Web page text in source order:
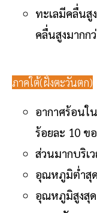
ทะเลมีคลื่นสู
คลื่นสูงมากก
ภาคใต้(ฝั่งตะวันตก)
อากาศร้อนใ
ร้อยละ 10 ข
ส่วนมากบริเ
อุณหภูมิต่ำสุด
อุณหภูมิสูงสุด